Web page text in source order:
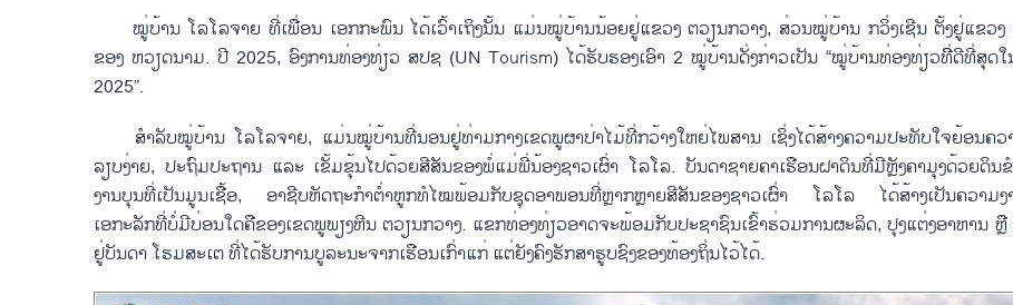
ໝູ່ບ້ານ ໂລໂລຈາຍ ທີ່ເພື່ອນ ເອກກະພົນ ໄດ້ເວົ້າເຖິງນັ້ນ ແມ່ນໝູ່ບ້ານນ້ອຍຢູ່ແຂວງ ຕວຽນກວາງ, ສ່ວນໝູ່ບ້ານ ກວິ່ງເຊີນ ຕັ້ງຢູ່ແຂວງ
ຂອງ ຫວຽດນາມ. ປີ 2025, ອົງການທ່ອງທ່ຽວ ສປຊ (UN Tourism) ໄດ້ຮັບຮອງເອົາ 2 ໝູ່ບ້ານດັ່ງກ່າວເປັນ “ໝູ່ບ້ານທ່ອງທ່ຽວທີີ່ດີທີ່ສຸດ
2025”.
ສຳລັບໝູ່ບ້ານ ໂລໂລຈາຍ, ແມ່ນໝູ່ບ້ານທີ່ນອນຢູ່ທ່າມກາງເຂດພູຜາປ່າໄມ້ທີ່ກວ້າງໃຫຍ່ໄພສານ ເຊິ່ງໄດ້ສ້າງຄວາມປະທັບໃຈຍ້ອນຄວ
ລຽບງ່າຍ, ປະຖົມປະຖານ ແລະ ເຂັ້ມຂຸ້ນໄປດ້ວຍສີສັນຂອງພໍ່ແມ່ພີ່ນ້ອງຊາວເຜົ່າ ໂລໂລ. ບັນດາຊາຍຄາເຮືອນຝາດິນທີ່ມີຫຼັງຄາມຸງດ້ວຍດິນ
ງານບຸນທີ່ເປັນມູນເຊື້ອ, ອາຊີບຫັດຖະກຳຕ່ຳຫູກທໍໄໝພ້ອມກັບຊຸດອາພອນທີ່ຫຼາກຫຼາຍສີສັນຂອງຊາວເຜົ່າ ໂລໂລ ໄດ້ສ້າງເປັນຄວາມງ
ເອກະລັກທີ່ບໍ່ມີບ່ອນໃດຄືຂອງເຂດພູພຽງຫີນ ຕວຽນກວາງ. ແຂກທ່ອງທ່ຽວອາດຈະພ້ອມກັບປະຊາຊົນເຂົ້າຮ່ວມການຜະລິດ, ປຸງແຕ່ງອາຫານ
ຢູ່ບັນດາ ໂຮມສະເຕ ທີ່ໄດ້ຮັບການບູລະນະຈາກເຮືອນເກົ່າແກ່ ແຕ່ຍັງຄົງຮັກສາຮູບຊົງຂອງທ້ອງຖິ່ນໄວ້ໄດ້.